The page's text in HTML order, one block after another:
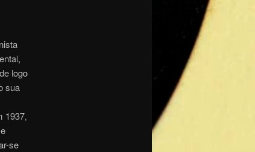
logo
sua
1937,
se